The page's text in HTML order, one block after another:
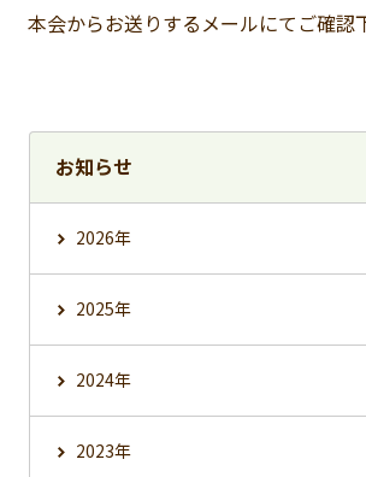
本会からお送りするメールにてご確認
お知らせ
2026年
2025年
2024年
2023年